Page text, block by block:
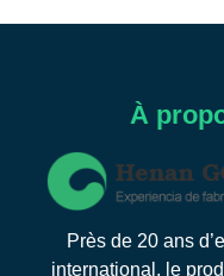
À
Près de 20 ans
international, le